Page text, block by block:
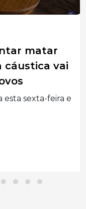
matar
vai
sexta-feira e